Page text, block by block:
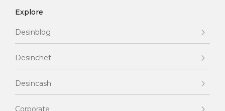
Explore
Desinblog
Desinchef
Desincash
Corporate